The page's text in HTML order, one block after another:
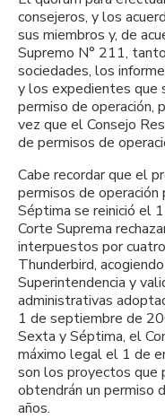
consejeros, y los
sus miembros y, de
Supremo N° 211,
sociedades, los
y los expedientes que
permiso de operación,
vez que el Consejo
de permisos de
Cabe recordar que el
permisos de
Séptima se reinició el
Corte Suprema
interpuestos por
Thunderbird,
Superintendencia y
administrativas
1 de septiembre de
Sexta y Séptima, el
máximo legal el 1 de
son los proyectos que
obtendrán un permiso
años.